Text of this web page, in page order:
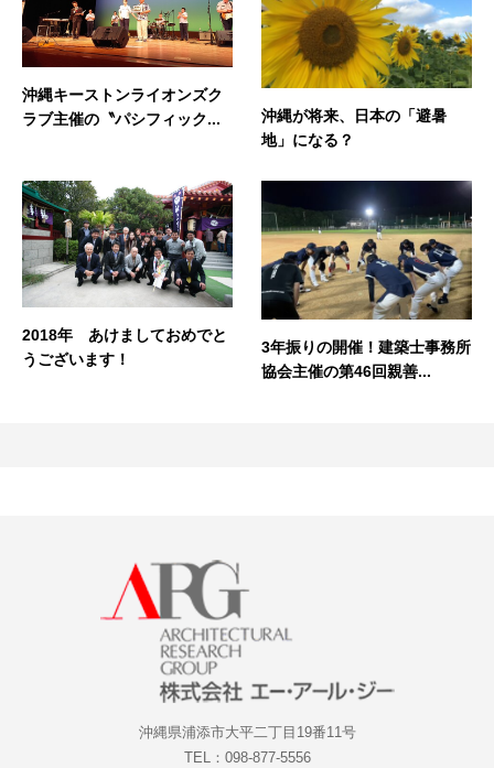
沖縄キーストンライオンズク
ラブ主催の〝パシフィック...
沖縄が将来、日本の「避暑
地」になる？
2018年 あけましておめでと
うございます！
3年振りの開催！建築士事務所
協会主催の第46回親善...
沖縄県浦添市大平二丁目19番11号
TEL：098-877-5556